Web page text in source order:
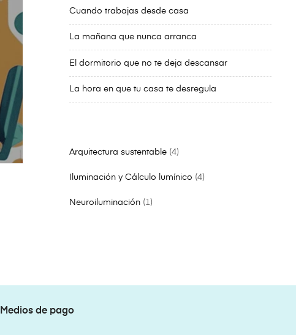
Cuando trabajas desde casa
La mañana que nunca arranca
El dormitorio que no te deja descansar
La hora en que tu casa te desregula
Arquitectura sustentable 4
Iluminación y Cálculo lumínico 4
Neuroiluminación 1
Medios de pago